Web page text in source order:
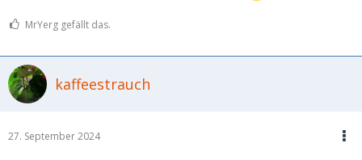
MrYerg gefällt das.
kaffeestrauch
27. September 2024